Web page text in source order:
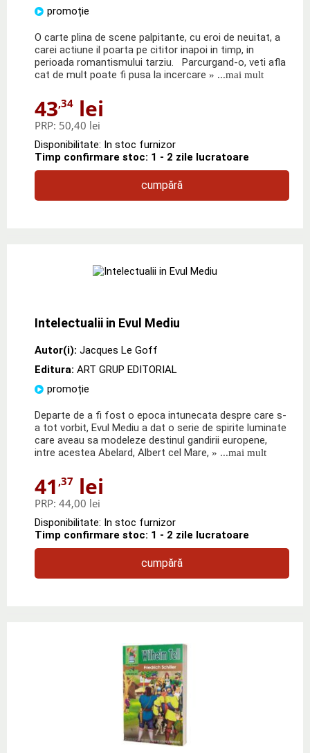
promoție
O carte plina de scene palpitante, cu eroi de neuitat, a
carei actiune il poarta pe cititor inapoi in timp, in
perioada romantismului tarziu. Parcurgand-o, veti afla
cat de mult poate fi pusa la incercare » ...mai mult
43,34 lei
PRP: 50,40 lei
Disponibilitate: In stoc furnizor
Timp confirmare stoc: 1 - 2 zile lucratoare
cumpără
Intelectualii in Evul Mediu
Autor(i): Jacques Le Goff
Editura: ART GRUP EDITORIAL
promoție
Departe de a fi fost o epoca intunecata despre care s-
a tot vorbit, Evul Mediu a dat o serie de spirite luminate
care aveau sa modeleze destinul gandirii europene,
intre acestea Abelard, Albert cel Mare, » ...mai mult
41 ,37 lei
PRP: 44,00 lei
Disponibilitate: In stoc furnizor
Timp confirmare stoc: 1 - 2 zile lucratoare
cumpără